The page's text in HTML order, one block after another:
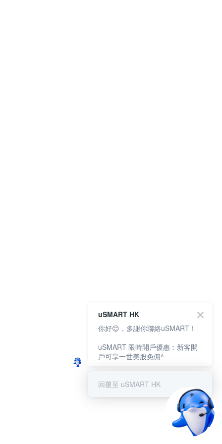
uSMART HK
你好😊，多謝你聯絡uSMART！
uSMART 限時開戶優惠︰新客開
戶可享一世美股免佣^
回覆至 uSMART HK